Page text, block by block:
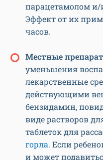
парацетамолом
Эффект от их
часов.
Местные
уменьшения
лекарственные
действующими
бензидамин,
виде растворов
таблеток для
горла. Если
и может